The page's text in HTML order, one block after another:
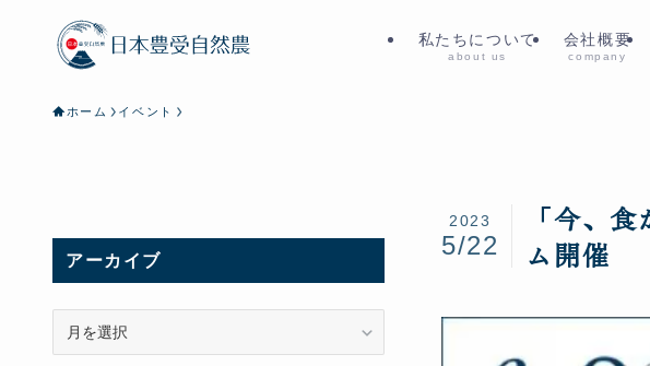
私たちについて
about us
会社概要
company
ホーム イベント
「今、
ム開催
2023
5/22
アーカイブ
ー